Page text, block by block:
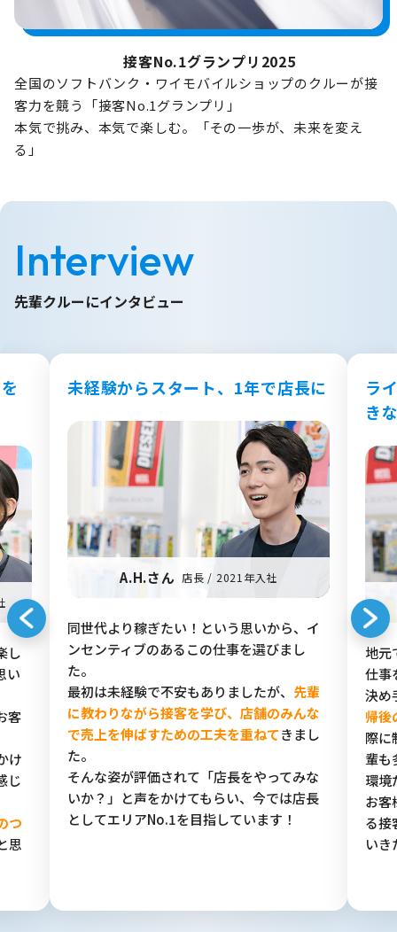
接客No.1グランプリ2025
全国のソフトバンク・ワイモバイルショップのクルーが接
客力を競う「接客No.1グランプリ」
本気で挑み、本気で楽しむ。「その一歩が、未来を変え
る」
Interview
先輩クルーにインタビュー
し
い
客
け
じ
つ
思
未経験からスタート、1年で店長に
A.H.さん 店長 / 2021年入社
同世代より稼ぎたい！という思いから、イ
ンセンティブのあるこの仕事を選びまし
た。
最初は未経験で不安もありましたが、 先輩
に教わりながら接客を学び、店舗のみんな
で売上を伸ばすための工夫を重ねてきまし
た。
そんな姿が評価されて「店長をやってみな
いか？」と声をかけてもらい、今では店長
としてエリアNo.1を目指しています！
ラ
き
地元
仕事
決め
帰後
際に
輩も
環境
お客
る接
いき